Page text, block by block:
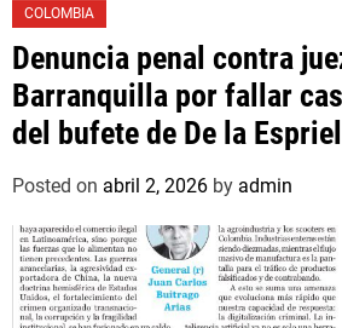
COLOMBIA
Denuncia penal contra
Barranquilla por fallar
del bufete de De la
asociado un hijo suyo
Posted on abril 2, 2026 by admin